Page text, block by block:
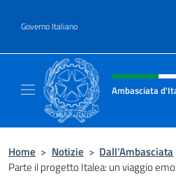
Governo Italiano
Intestazione sito,
Ambasciata
Home > Notizie > Dall’Ambasciata
Parte il progetto Italea: un viaggio